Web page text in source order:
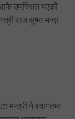
आफै उपस्थित भएकी
राज सुष्मा भन्दा
मन्त्री नै स्वागतमा